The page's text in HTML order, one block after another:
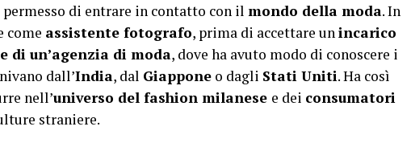
permesso di entrare in contatto con il mondo della moda. In
come assistente fotografo, prima di accettare unincarico
di un’agenzia di moda, dove ha avuto modo di conoscere i
dall’India, dal Giappone o dagli Stati Uniti. Ha così
nell’universo del fashion milanese e dei consumatori
straniere.